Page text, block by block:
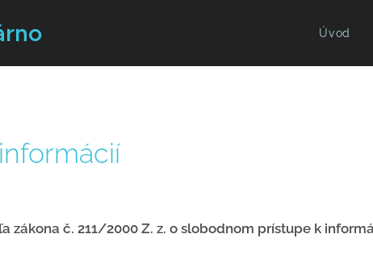
Úvod
zákona č. 211/2000 Z. z. o slobodnom prístupe k